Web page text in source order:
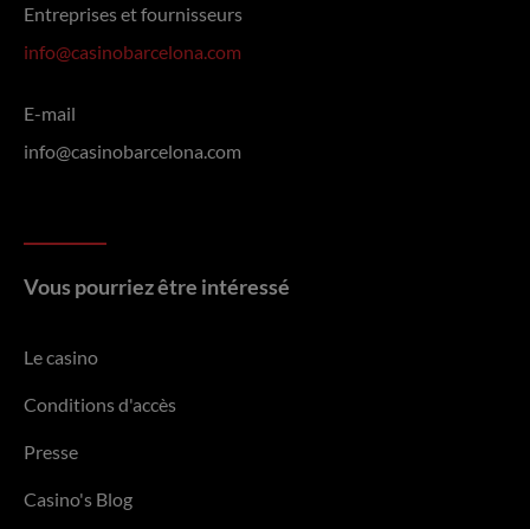
Entreprises et fournisseurs
info@casinobarcelona.com
E-mail
info@casinobarcelona.com
Vous pourriez être intéressé
Le casino
Conditions d'accès
Presse
Casino's Blog